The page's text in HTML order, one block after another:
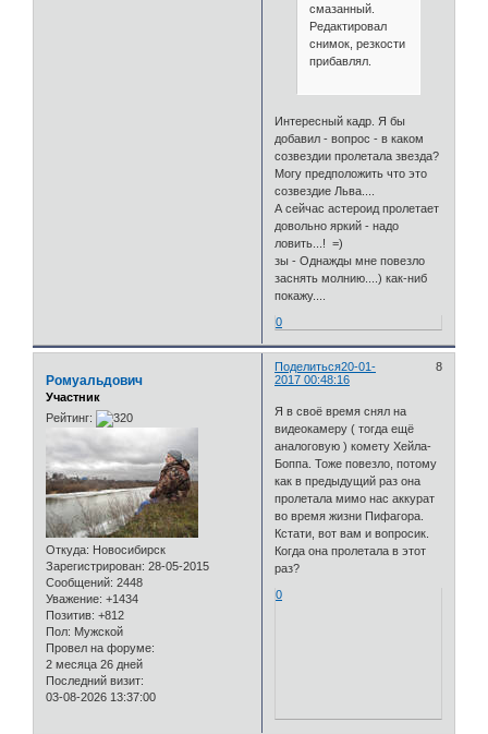
смазанный.
Редактировал
снимок, резкости
прибавлял.
Интересный кадр. Я бы
добавил - вопрос - в каком
созвездии пролетала звезда?
Могу предположить что это
созвездие Льва....
А сейчас астероид пролетает
довольно яркий - надо
ловить...! =)
зы - Однажды мне повезло
заснять молнию....) как-ниб
покажу....
0
Поделиться 8
20-01-
2017 00:48:16
Ромуальдович
Участник
Рейтинг:
Откуда: Новосибирск
Зарегистрирован: 28-05-2015
Сообщений: 2448
Уважение: +1434
Позитив: +812
Пол: Мужской
Провел на форуме:
2 месяца 26 дней
Последний визит:
03-08-2026 13:37:00
Я в своё время снял на
видеокамеру ( тогда ещё
аналоговую ) комету Хейла-
Боппа. Тоже повезло, потому
как в предыдущий раз она
пролетала мимо нас аккурат
во время жизни Пифагора.
Кстати, вот вам и вопросик.
Когда она пролетала в этот
раз?
0